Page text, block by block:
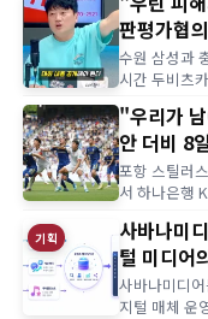
랄랄은 앞서
50kg으로 제
은 어떤 모습
판평가협
수원 삼성과
시간 두비츠
않은 것은 정
전 헤드셋으
란은 이어지
나? 논란은
"우리가
안 더비 8
다
포항 스틸러
서 하나은행
연승의 흐름
울산 동해안
산 HD는
기획
사바나미
털 미디어
사바나미디
지털 매체 운